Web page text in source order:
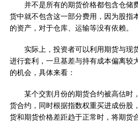
并不是所有的期货价格都包含仓储
货中就不包含这一部分费用，因为股指
的资产，对于仓库、运输等没有依赖。
实际上，投资者可以利用期货与现
进行套利，一旦基差与持有成本偏离较
的机会，具体来看：
某个交割月份的期货合约被高估时
货合约，同时根据指数权重买进成份股
货和期货价格差距趋于正常时，将期货